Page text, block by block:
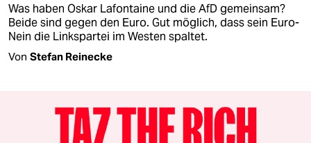
Was haben Oskar Lafontaine und die AfD gemeinsam?
Beide sind gegen den Euro. Gut möglich, dass sein Euro-
Nein die Linkspartei im Westen spaltet.
Von Stefan Reinecke